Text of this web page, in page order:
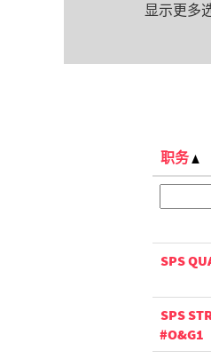
显示更多
职务
SPS
SPS
#O&G1